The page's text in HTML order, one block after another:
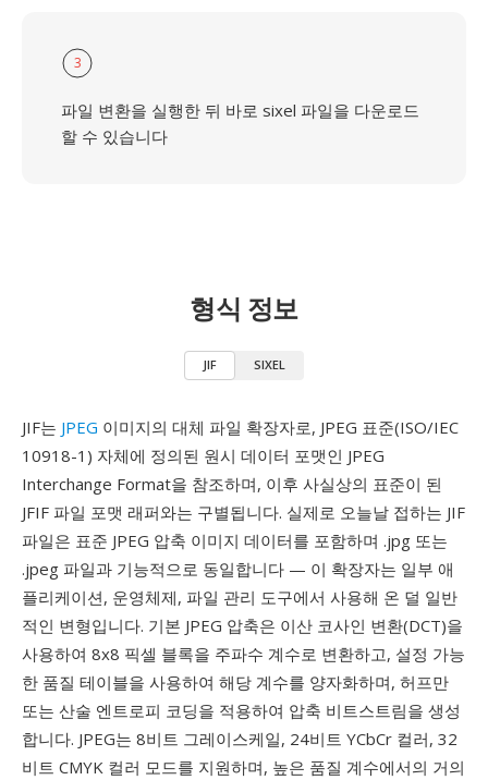
3
파일 변환을 실행한 뒤 바로 sixel 파일을 다운로드
할 수 있습니다
형식 정보
JIF SIXEL
JIF는 JPEG 이미지의 대체 파일 확장자로, JPEG 표준(ISO/IEC
10918-1) 자체에 정의된 원시 데이터 포맷인 JPEG
Interchange Format을 참조하며, 이후 사실상의 표준이 된
JFIF 파일 포맷 래퍼와는 구별됩니다. 실제로 오늘날 접하는 JIF
파일은 표준 JPEG 압축 이미지 데이터를 포함하며 .jpg 또는
.jpeg 파일과 기능적으로 동일합니다 — 이 확장자는 일부 애
플리케이션, 운영체제, 파일 관리 도구에서 사용해 온 덜 일반
적인 변형입니다. 기본 JPEG 압축은 이산 코사인 변환(DCT)을
사용하여 8x8 픽셀 블록을 주파수 계수로 변환하고, 설정 가능
한 품질 테이블을 사용하여 해당 계수를 양자화하며, 허프만
또는 산술 엔트로피 코딩을 적용하여 압축 비트스트림을 생성
합니다. JPEG는 8비트 그레이스케일, 24비트 YCbCr 컬러, 32
비트 CMYK 컬러 모드를 지원하며, 높은 품질 계수에서의 거의